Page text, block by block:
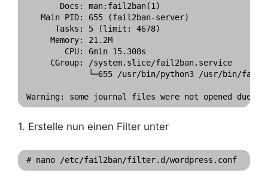
       Docs: man:fail2ban(1)
   Main PID: 655 (fail2ban-server)
      Tasks: 5 (limit: 4678)
     Memory: 21.2M
        CPU: 6min 15.308s
     CGroup: /system.slice/fail2ban.service
└─655 /usr/bin/python3 /usr/bin/
1. Erstelle nun einen Filter unter
# nano /etc/fail2ban/filter.d/wordpress.conf